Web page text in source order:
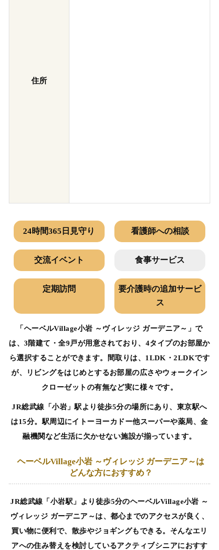
住所
24時間365日見守り 看護師への相談
交流イベント 食事サービス
定期訪問
要介護時の追加サービ
ス
「ヘーベルVillage小岩 ～ヴィレッジ ガーデニア～」で
は、3階建て・全9戸が用意されており、4タイプのお部屋か
ら選択することができます。間取りは、1LDK・2LDKです
が、リビングをはじめとするお部屋の広さやウォークイン
クローゼットの有無など実に様々です。
JR総武線「小岩」駅より徒歩5分の場所にあり、東京駅へ
は15分。駅周辺にイトーヨーカドー他スーパーや薬局、金
融機関など生活に欠かせない施設が揃っています。
ヘーベルVillage小岩 ～ヴィレッジ ガーデニア～は
どんな方におすすめ？
JR総武線「小岩駅」より徒歩5分のヘーベルVillage小岩 ～
ヴィレッジ ガーデニア～は、都心までのアクセスが良く、
買い物に便利で、散歩やジョギングもできる。そんなエリ
アへの住み替えを検討しているアクティブシニアにおすす